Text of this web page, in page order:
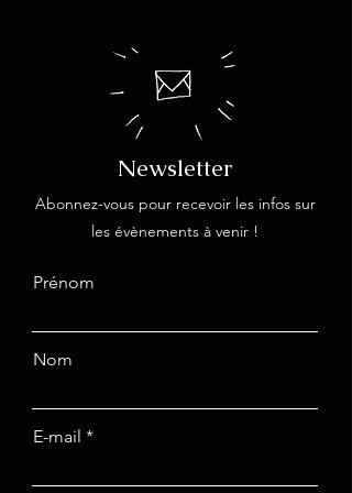
Newsletter
Abonnez-vous pour recevoir les infos sur
les évènements à venir !
Prénom
Nom
E-mail